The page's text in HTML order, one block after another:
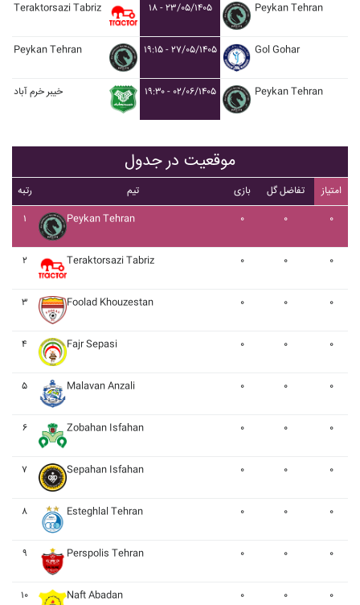
Teraktorsazi Tabriz ۱۸ - ۲۳/۰۵/۱۴۰۵ Peykan Tehran
Peykan Tehran ۱۹:۱۵ - ۲۷/۰۵/۱۴۰۵ Gol Gohar
خيبر خرم آباد ۱۹:۳۰ - ۰۲/۰۶/۱۴۰۵ Peykan Tehran
موقعیت در جدول
رتبه تیم بازی تفاضل گل
امتیاز
۱
Peykan Tehran ۰ ۰ ۰
۲ Teraktorsazi Tabriz ۰ ۰ ۰
۳ Foolad Khouzestan ۰ ۰ ۰
۴ Fajr Sepasi ۰ ۰ ۰
۵ Malavan Anzali ۰ ۰ ۰
۶ Zobahan Isfahan ۰ ۰ ۰
۷ Sepahan Isfahan ۰ ۰ ۰
۸ Esteghlal Tehran ۰ ۰ ۰
۹ Perspolis Tehran ۰ ۰ ۰
۱۰ Naft Abadan ۰ ۰ ۰